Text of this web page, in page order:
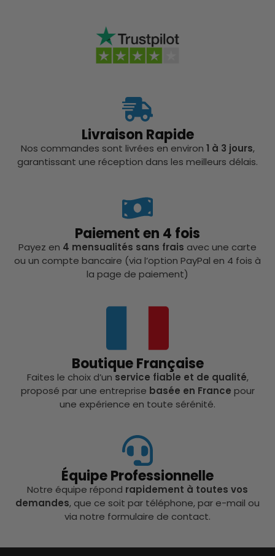
Livraison Rapide
Nos commandes sont livrées en environ 1 à 3 jours,
garantissant une réception dans les meilleurs délais.
Paiement en 4 fois
Payez en 4 mensualités sans frais avec une carte
ou un compte bancaire (via l’option PayPal en 4 fois à
la page de paiement)
Boutique Française
Faites le choix d’un service fiable et de qualité,
proposé par une entreprise basée en France pour
une expérience en toute sérénité.
Équipe Professionnelle
Notre équipe répond rapidement à toutes vos
demandes, que ce soit par téléphone, par e-mail ou
via notre formulaire de contact.